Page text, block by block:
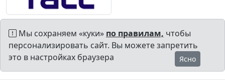
Мы сохраняем «куки» по правилам, чтобы
персонализировать сайт. Вы можете запретить
это в настройках браузера
Ясно